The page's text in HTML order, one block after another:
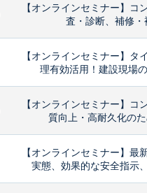
【オンラインセミナー】コ
査・診断、補修
【オンラインセミナー】タ
理有効活用！建設現場
【オンラインセミナー】コ
質向上・高耐久化の
【オンラインセミナー】最
実態、効果的な安全指示